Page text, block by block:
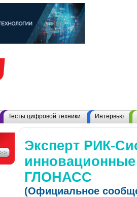
Тесты цифровой техники Интервью
Эксперт РИК-
ГЛОНАСС
(Официальное